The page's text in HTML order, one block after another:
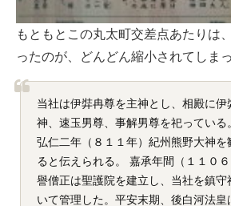
もともとこの丸太町交差点あたりは
ったのが、どんどん縮小されてしま
当社は伊弉冉尊を主神とし、相殿に伊
神、速玉男尊、事解男尊を祀っている
弘仁二年（８１１年）紀州熊野大神を
ると伝えられる。 嘉承年間（１１０
譽僧正は聖護院を建立し、当社を鎮守
いて管理した。平安末期、後白河法